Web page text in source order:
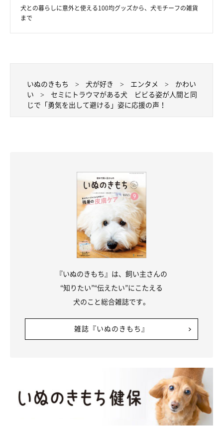
ビビる姿が完全に人間と同じで可愛すぎるジェスくんでした！
ジェスくん（写真右）とブルースくん（写真左）
にはジェスくんだけでなく、一緒に暮らす
ブルースくんとの素敵な投稿がたくさん！
犬との暮らしに意外と使える100均グッズから、犬モチーフの雑貨
まで
いぬのきもち 犬が好き エンタメ
かわい
い
セミにトラウマがある犬 ビビる姿が人間と同
じで「勇気を出して避ける」姿に応援の声！
『いぬのきもち』は、飼い主さんの
“知りたい”“伝えたい”にこたえる
犬のこと総合雑誌です。
雑誌『いぬのきもち』